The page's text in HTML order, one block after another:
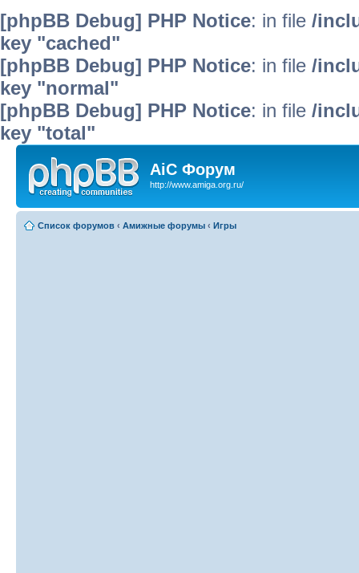
[phpBB Debug] PHP Notice: in file /
key "cached"
[phpBB Debug] PHP Notice: in file /
key "normal"
[phpBB Debug] PHP Notice: in file /
key "total"
AiC Форум
http://www.amiga.org.ru/
Список форумов ‹ Амижные форумы ‹ Игры